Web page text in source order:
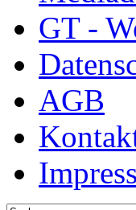
GT -
AGB